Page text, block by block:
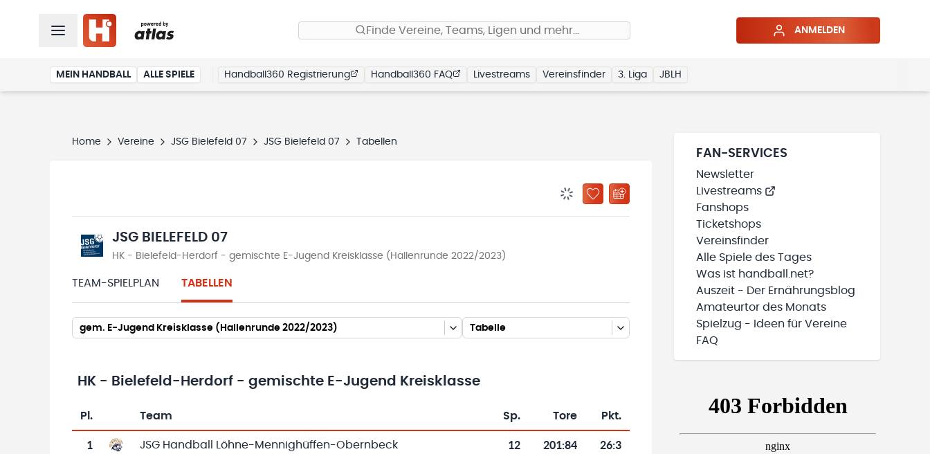
Finde Vereine, Teams, Ligen und mehr… ANMELDEN
MEIN HANDBALL ALLE SPIELE Handball360 Registrierung Handball360 FAQ Livestreams Vereinsfinder 3. Liga JBLH
Home Vereine JSG Bielefeld 07 JSG Bielefeld 07 Tabellen
BENACHRICHTIGUNGSSTATUS WIRD GELADEN
ZU „MEINE TEAMS“ HINZUFÜGEN
JSG BIELEFELD 07
HK - Bielefeld-Herdorf - gemischte E-Jugend Kreisklasse (Hallenrunde 2022/2023)
TEAM-SPIELPLAN TABELLEN
gem. E-Jugend Kreisklasse (Hallenrunde 2022/2023) Tabelle
HK - Bielefeld-Herdorf - gemischte E-Jugend Kreisklasse
Tabelle mit Vereinsplatzierungen, Spielen, Toren und Punkten
Pl. Team Sp. Tore Pkt.
1 JSG Handball Löhne-Mennighüffen-Obernbeck 12 201:84 26:3
FAN-SERVICES
Newsletter
Livestreams
Fanshops
Ticketshops
Vereinsfinder
Alle Spiele des Tages
Was ist handball.net?
Auszeit - Der Ernährungsblog
Amateurtor des Monats
Spielzug - Ideen für Vereine
FAQ